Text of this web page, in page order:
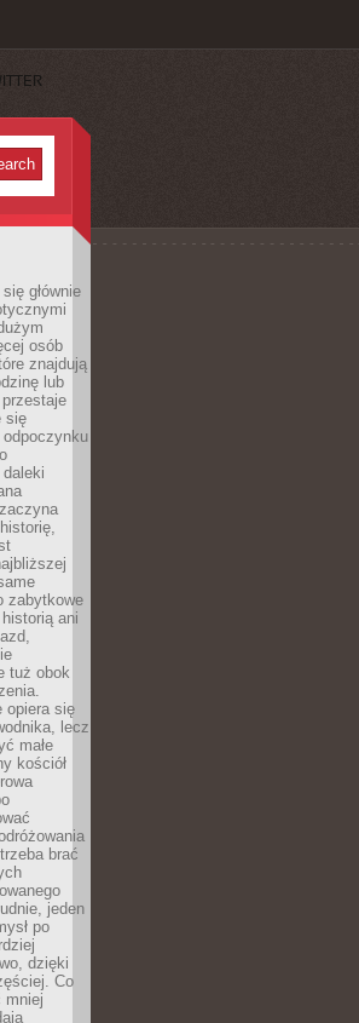
głównie
osób
znajdują
lub
się
zabytkowe
ani
tuż obok
opiera się
lecz
małe
kościół
brać
jeden
po
dzięki
Co
mniej